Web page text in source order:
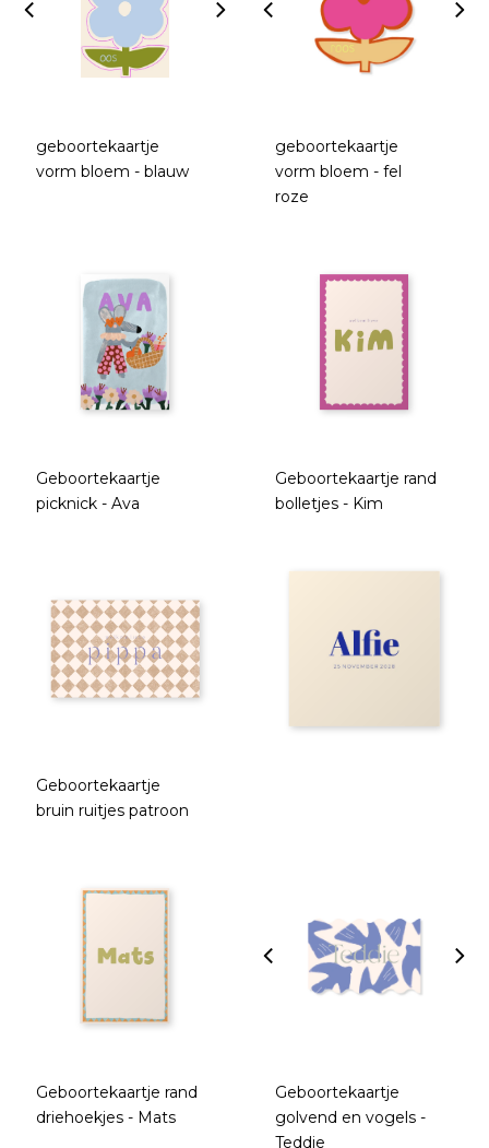
geboortekaartje
vorm bloem - blauw
geboortekaartje
vorm bloem - fel
roze
Geboortekaartje
picknick - Ava
Geboortekaartje rand
bolletjes - Kim
Geboortekaartje
bruin ruitjes patroon
Geboortekaartje rand
driehoekjes - Mats
Geboortekaartje
golvend en vogels -
Teddie